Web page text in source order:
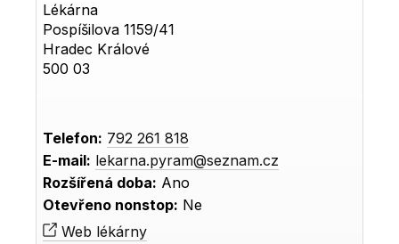
Lékárna
Pospíšilova 1159/41
Hradec Králové
500 03
Telefon: 792 261 818
E-mail: lekarna.pyram@seznam.cz
Rozšířená doba: Ano
Otevřeno nonstop: Ne
Web lékárny